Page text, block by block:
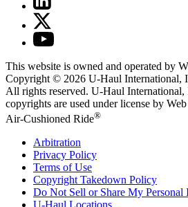
This website is owned and operated by
Copyright © 2026 U-Haul International,
All rights reserved. U-Haul International,
copyrights are used under license by
Air-Cushioned Ride®
Arbitration
Privacy Policy
Terms of Use
Copyright Takedown Policy
Do Not Sell or Share My Personal
U-Haul Locations